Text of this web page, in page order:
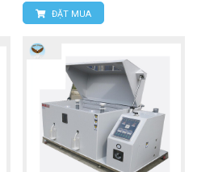
ĐẶT MUA